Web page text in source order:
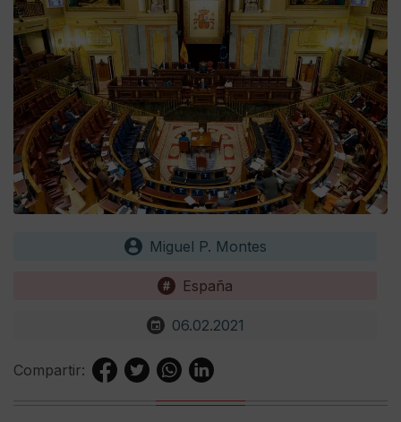
Miguel P. Montes
España
06.02.2021
Compartir: